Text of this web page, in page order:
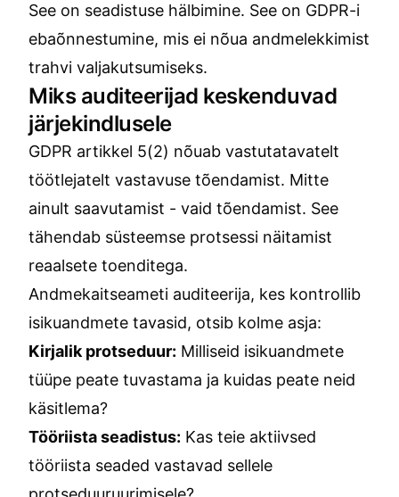
See on seadistuse hälbimine. See on GDPR-i
ebaõnnestumine, mis ei nõua andmelekkimist
trahvi valjakutsumiseks.
Miks auditeerijad keskenduvad
järjekindlusele
GDPR artikkel 5(2) nõuab vastutatavatelt
töötlejatelt vastavuse tõendamist. Mitte
ainult saavutamist - vaid tõendamist. See
tähendab süsteemse protsessi näitamist
reaalsete toenditega.
Andmekaitseameti auditeerija, kes kontrollib
isikuandmete tavasid, otsib kolme asja:
Kirjalik protseduur: Milliseid isikuandmete
tüüpe peate tuvastama ja kuidas peate neid
käsitlema?
Tööriista seadistus: Kas teie aktiivsed
tööriista seaded vastavad sellele